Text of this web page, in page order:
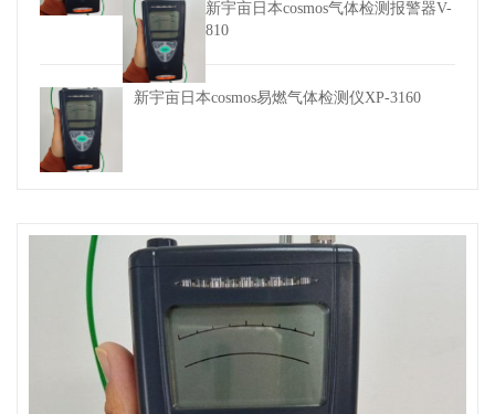
新宇亩日本cosmos气体检测报警器V-
810
新宇亩日本cosmos易燃气体检测仪XP-3160